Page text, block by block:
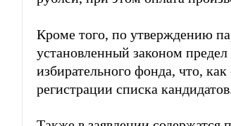
Кроме того, по утверждению
установленный законом
избирательного фонда, что,
регистрации списка